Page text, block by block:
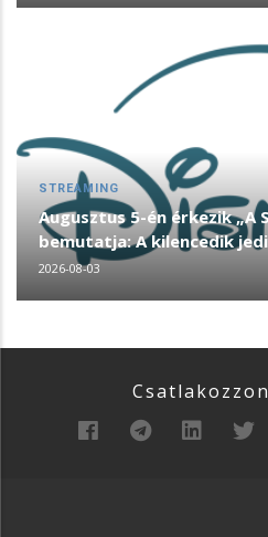
STREAMING
Augusztus 5-én érkezik „A
bemutatja: A kilencedik
2026-08-03